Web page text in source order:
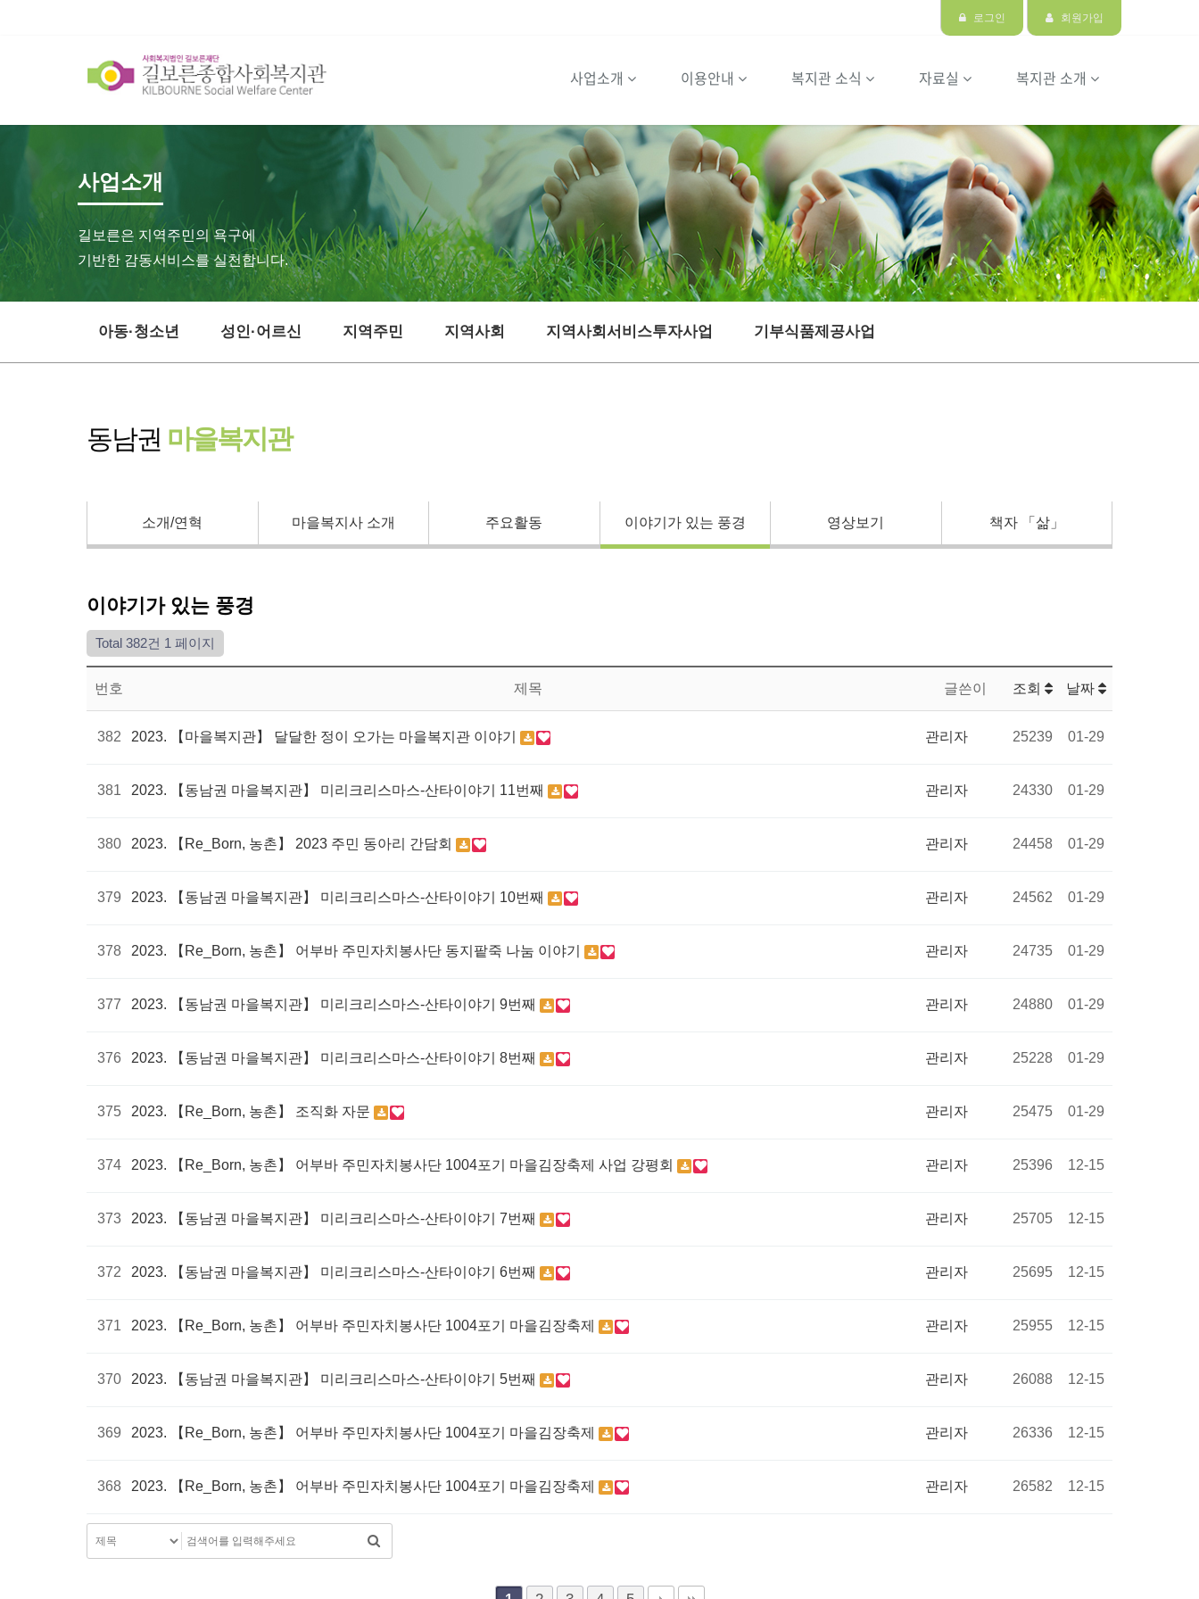
로그인 회원가입
사업소개 이용안내 복지관 소식 자료실 복지관 소개
사업소개
길보른은 지역주민의 욕구에
기반한 감동서비스를 실천합니다.
아동·청소년 성인·어르신 지역주민 지역사회 지역사회서비스투자사업 기부식품제공사업
동남권 마을복지관
소개/연혁 마을복지사 소개 주요활동 이야기가 있는 풍경 영상보기 책자 「삶」
이야기가 있는 풍경
Total 382건 1 페이지
번호 제목 글쓴이 조회 날짜
382 2023. 【마을복지관】 달달한 정이 오가는 마을복지관 이야기 관리자 25239 01-29
381 2023. 【동남권 마을복지관】 미리크리스마스-산타이야기 11번째 관리자 24330 01-29
380 2023. 【Re_Born, 농촌】 2023 주민 동아리 간담회 관리자 24458 01-29
379 2023. 【동남권 마을복지관】 미리크리스마스-산타이야기 10번째 관리자 24562 01-29
378 2023. 【Re_Born, 농촌】 어부바 주민자치봉사단 동지팥죽 나눔 이야기 관리자 24735 01-29
377 2023. 【동남권 마을복지관】 미리크리스마스-산타이야기 9번째 관리자 24880 01-29
376 2023. 【동남권 마을복지관】 미리크리스마스-산타이야기 8번째 관리자 25228 01-29
375 2023. 【Re_Born, 농촌】 조직화 자문 관리자 25475 01-29
374 2023. 【Re_Born, 농촌】 어부바 주민자치봉사단 1004포기 마을김장축제 사업 강평회 관리자 25396 12-15
373 2023. 【동남권 마을복지관】 미리크리스마스-산타이야기 7번째 관리자 25705 12-15
372 2023. 【동남권 마을복지관】 미리크리스마스-산타이야기 6번째 관리자 25695 12-15
371 2023. 【Re_Born, 농촌】 어부바 주민자치봉사단 1004포기 마을김장축제 관리자 25955 12-15
370 2023. 【동남권 마을복지관】 미리크리스마스-산타이야기 5번째 관리자 26088 12-15
369 2023. 【Re_Born, 농촌】 어부바 주민자치봉사단 1004포기 마을김장축제 관리자 26336 12-15
368 2023. 【Re_Born, 농촌】 어부바 주민자치봉사단 1004포기 마을김장축제 관리자 26582 12-15